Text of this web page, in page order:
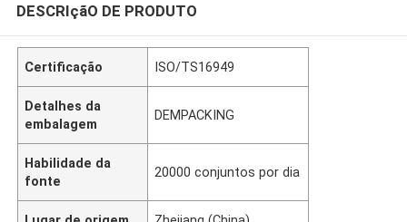
DESCRIçãO DE PRODUTO
Certificação ISO/TS16949
Detalhes da
embalagem
DEMPACKING
Habilidade da
fonte
20000 conjuntos por dia